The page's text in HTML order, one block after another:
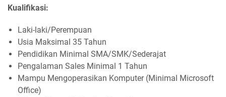
Kualifikasi:
Laki-laki/Perempuan
Usia Maksimal 35 Tahun
Pendidikan Minimal SMA/SMK/Sederajat
Pengalaman Sales Minimal 1 Tahun
Mampu Mengoperasikan Komputer (Minimal Microsoft
Office)